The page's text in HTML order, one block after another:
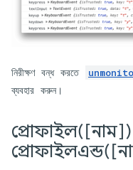
নিরীক্ষণ বন্ধ করতে
ব্যবহার করুন।